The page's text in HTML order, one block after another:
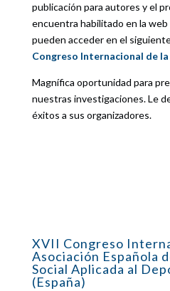
publicación para autores y el
encuentra habilitado en la
pueden acceder en el
Congreso Internacional de la
Magnífica oportunidad para
nuestras investigaciones. Le
éxitos a sus organizadores.
XVII Congreso
Asociación Española
Social Aplicada al
(España)